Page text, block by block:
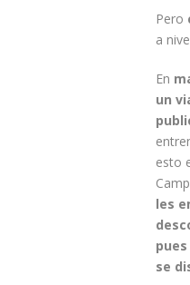
Pero
a
En
un
esto
les
se